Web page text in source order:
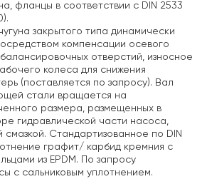
фланцы в соответствии с DIN 2533
закрытого типа динамически
компенсации осевого
отверстий, износное
колеса для снижения
(поставляется по запросу). Вал
стали вращается на
размера, размещенных в
гидравлической части насоса,
смазкой. Стандартизованное по DIN
графит/ карбид кремния с
из EPDM. По запросу
с сальниковым уплотнением.